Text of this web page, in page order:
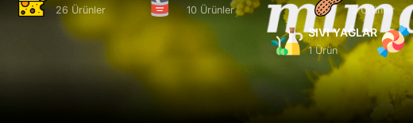
26 Ürünler 10 Ürünler 5 Ürünler
SIVI YAĞLAR
1 Ürün
Ürünler “eti burçak” olarak etiketlendi